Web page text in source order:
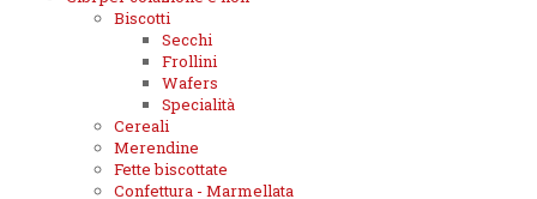
Biscotti
Secchi
Frollini
Wafers
Specialità
Cereali
Merendine
Fette biscottate
Confettura - Marmellata